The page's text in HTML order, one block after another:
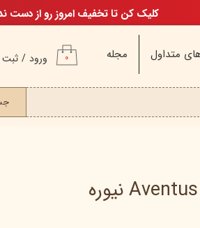
متداول مجله ورود / ثبت
تغییر گذر
۰
کلیک کن تا تخفیف امروز رو از دست